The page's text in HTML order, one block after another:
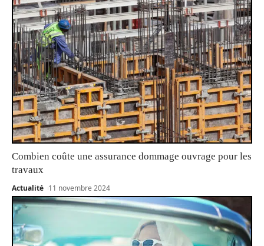
Combien coûte une assurance dommage ouvrage pour les
travaux
Actualité 11 novembre 2024